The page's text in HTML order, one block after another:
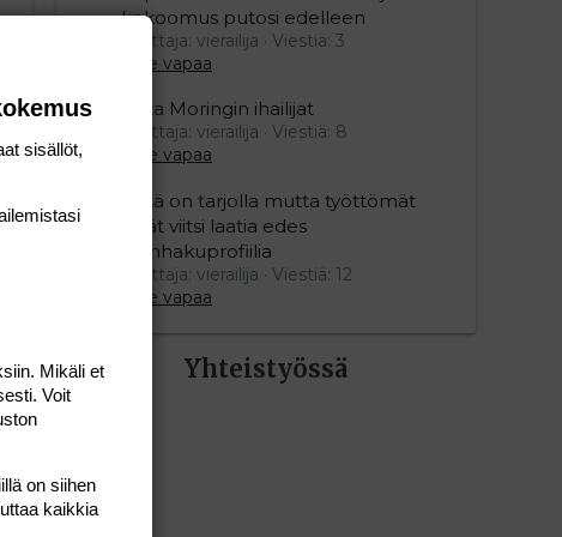
kokoomus putosi edelleen
Aloittaja: vierailija
Viestiä: 3
Aihe vapaa
Mika Moringin ihailijat
Aloittaja: vierailija
Viestiä: 8
Aihe vapaa
Töitä on tarjolla mutta työttömät
eivät viitsi laatia edes
työnhakuprofiilia
Aloittaja: vierailija
Viestiä: 12
Aihe vapaa
Yhteistyössä
sisällöt,
Mikäli et
Voit
on siihen
kaikkia